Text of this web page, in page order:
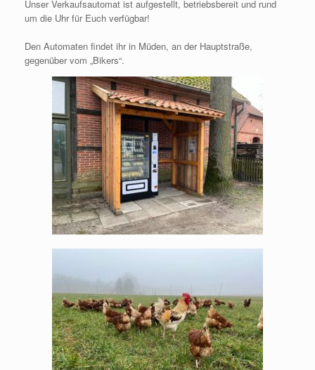
Unser Verkaufsautomat ist aufgestellt, betriebsbereit und rund
um die Uhr für Euch verfügbar!
Den Automaten findet ihr in Müden, an der Hauptstraße,
gegenüber vom „Bikers“.